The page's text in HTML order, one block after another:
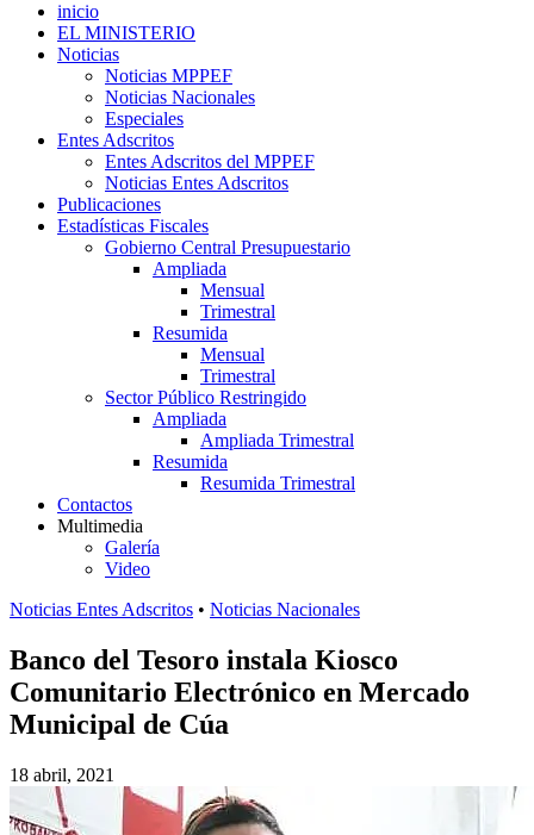
inicio
EL MINISTERIO
Noticias
Noticias MPPEF
Noticias Nacionales
Especiales
Entes Adscritos
Entes Adscritos del MPPEF
Noticias Entes Adscritos
Publicaciones
Estadísticas Fiscales
Gobierno Central Presupuestario
Ampliada
Mensual
Trimestral
Resumida
Mensual
Trimestral
Sector Público Restringido
Ampliada
Ampliada Trimestral
Resumida
Resumida Trimestral
Contactos
Multimedia
Galería
Video
Noticias Entes Adscritos • Noticias Nacionales
Banco del Tesoro instala Kiosco
Comunitario Electrónico en Mercado
Municipal de Cúa
18 abril, 2021